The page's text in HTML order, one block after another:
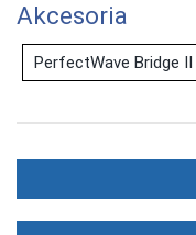
Akcesoria
PerfectWave Bridge II